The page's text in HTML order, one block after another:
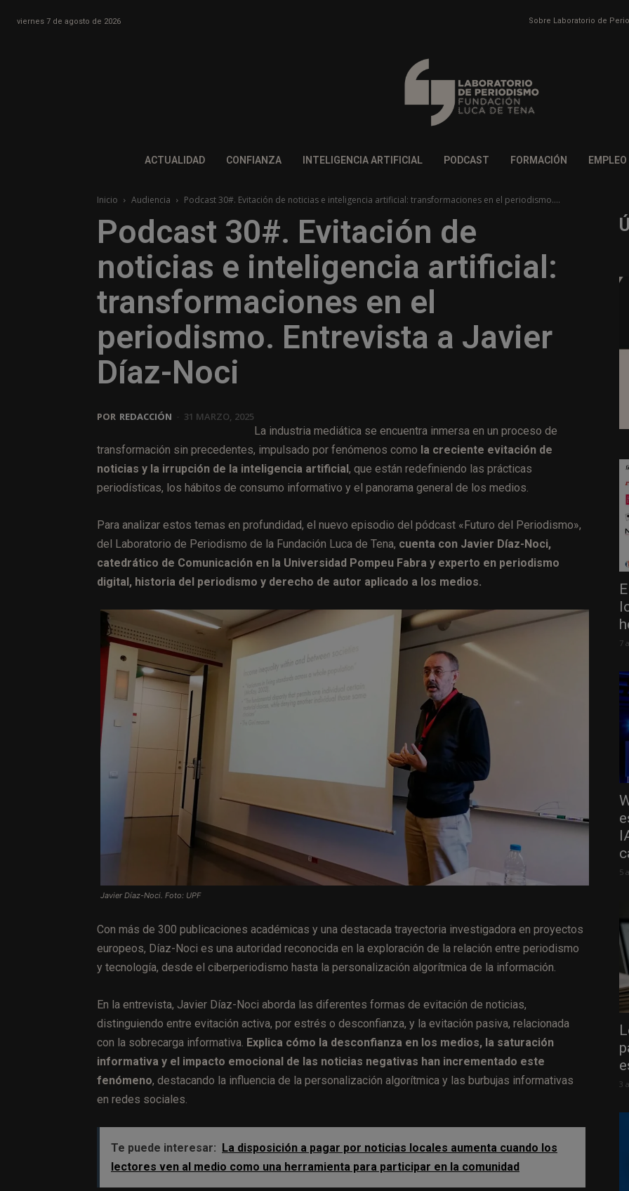
viernes 7 de agosto de 2026 Sobre Laboratorio de
ACTUALIDAD CONFIANZA INTELIGENCIA ARTIFICIAL PODCAST FORMACIÓN EMPLEO
Inicio Audiencia Podcast 30#. Evitación de noticias e inteligencia artificial: transformaciones en el periodismo....
Podcast 30#. Evitación de
noticias e inteligencia artificial:
transformaciones en el
periodismo. Entrevista a Javier
Díaz-Noci
POR REDACCIÓN 31 MARZO, 2025
La industria mediática se encuentra inmersa en un proceso de
transformación sin precedentes, impulsado por fenómenos como la creciente evitación de
noticias y la irrupción de la inteligencia artificial , que están redefiniendo las prácticas
periodísticas, los hábitos de consumo informativo y el panorama general de los medios.
Para analizar estos temas en profundidad, el nuevo episodio del pódcast «Futuro del Periodismo»,
del Laboratorio de Periodismo de la Fundación Luca de Tena, cuenta con Javier Díaz-Noci,
catedrático de Comunicación en la Universidad Pompeu Fabra y experto en periodismo
digital, historia del periodismo y derecho de autor aplicado a los medios.
Javier Díaz-Noci. Foto: UPF
Con más de 300 publicaciones académicas y una destacada trayectoria investigadora en proyectos
europeos, Díaz-Noci es una autoridad reconocida en la exploración de la relación entre periodismo
y tecnología, desde el ciberperiodismo hasta la personalización algorítmica de la información.
En la entrevista, Javier Díaz-Noci aborda las diferentes formas de evitación de noticias,
distinguiendo entre evitación activa, por estrés o desconfianza, y la evitación pasiva, relacionada
con la sobrecarga informativa. Explica cómo la desconfianza en los medios, la saturación
informativa y el impacto emocional de las noticias negativas han incrementado este
fenómeno, destacando la influencia de la personalización algorítmica y las burbujas informativas
en redes sociales.
Te puede interesar: La disposición a pagar por noticias locales aumenta cuando los
lectores ven al medio como una herramienta para participar en la comunidad
7
5
3